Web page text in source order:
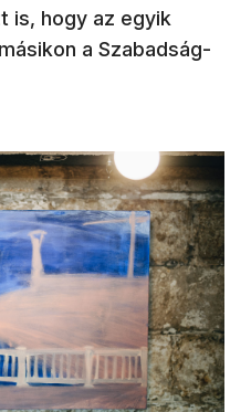
is, hogy az egyik
a Szabadság-